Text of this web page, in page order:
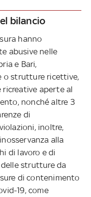
bilancio
hanno
abusive nelle
e Bari,
o strutture ricettive,
aperte al
nonché altre 3
di
inoltre,
alla
di lavoro e di
strutture da
di contenimento
19, come